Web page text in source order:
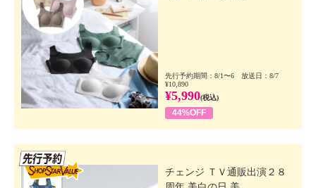
先行予約期間：8/1〜6 放送日：8/7
¥10,890
¥5,990(税込)
44%OFF
チェンジ ＴＶ通販出演２８